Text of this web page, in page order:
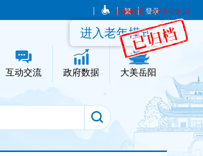
归档时间：2018-03-27
|繁| 登录
互动交流 政府数据 大美岳阳
进入老年模式